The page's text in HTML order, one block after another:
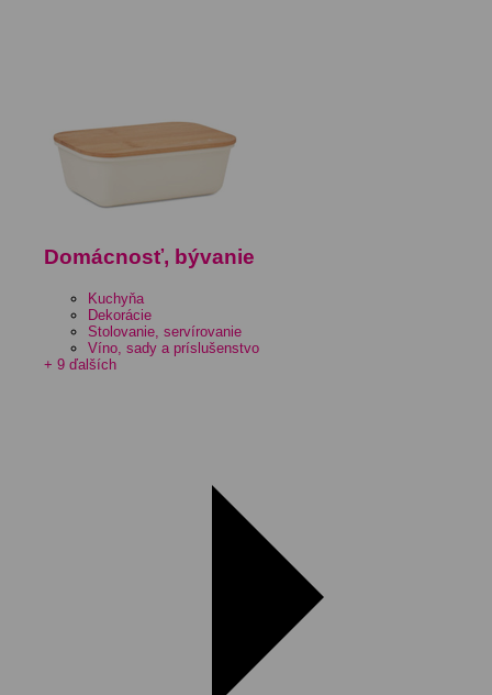
Domácnosť, bývanie
Kuchyňa
Dekorácie
Stolovanie, servírovanie
Víno, sady a príslušenstvo
+ 9 ďalších